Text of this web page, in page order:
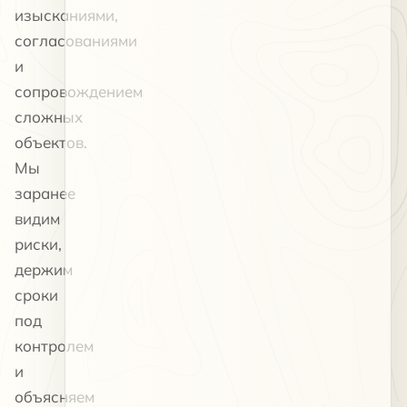
изысканиями,
согласованиями
и
сопровождением
сложных
объектов.
Мы
заранее
видим
риски,
держим
сроки
под
контролем
и
объясняем